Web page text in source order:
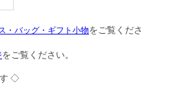
・バッグ・ギフト小物をご覧くださ
をご覧ください。
す ◇